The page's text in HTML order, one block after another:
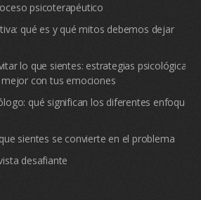
psicoterapéutico
qué es y qué mitos debemos dejar
lo que sientes: estrategias psicológicas
con tus emociones
qué significan los diferentes enfoques
sientes se convierte en el problema
desafiante